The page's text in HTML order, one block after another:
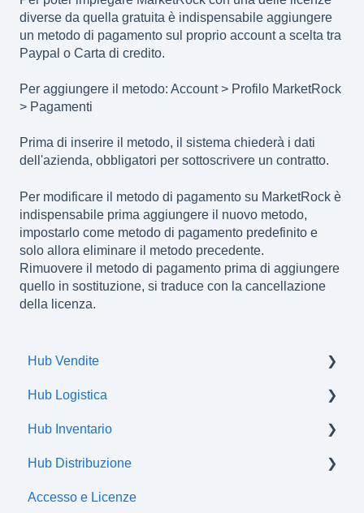
diverse da quella gratuita è indispensabile aggiungere
un metodo di pagamento sul proprio account a scelta tra
Paypal o Carta di credito.
Per aggiungere il metodo: Account > Profilo MarketRock
> Pagamenti
Prima di inserire il metodo, il sistema chiederà i dati
dell'azienda, obbligatori per sottoscrivere un contratto.
Per modificare il metodo di pagamento su MarketRock è
indispensabile prima aggiungere il nuovo metodo,
impostarlo come metodo di pagamento predefinito e
solo allora eliminare il metodo precedente.
Rimuovere il metodo di pagamento prima di aggiungere
quello in sostituzione, si traduce con la cancellazione
della licenza.
Hub Vendite
Ordini
Hub Logistica
Spedizioni
Flussi di comunicazione
Hub Inventario
Prodotti
Offerte
Hub Distribuzione
Certificazioni
Accesso e Licenze